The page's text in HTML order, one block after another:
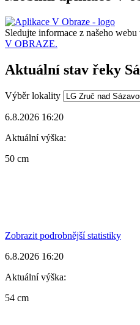
Sledujte informace z našeho webu
V OBRAZE.
Aktuální stav řeky
Výběr lokality
6.8.2026 16:20
Aktuální výška:
50 cm
Zobrazit podrobnější statistiky
6.8.2026 16:20
Aktuální výška:
54 cm